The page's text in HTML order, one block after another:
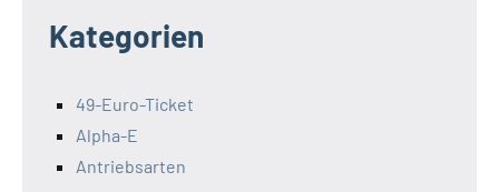
Kategorien
49-Euro-Ticket
Alpha-E
Antriebsarten